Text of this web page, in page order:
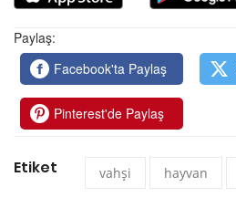
Paylaş:
Facebook'ta Paylaş
Pinterest'de Paylaş
Etiket vahşi hayvan